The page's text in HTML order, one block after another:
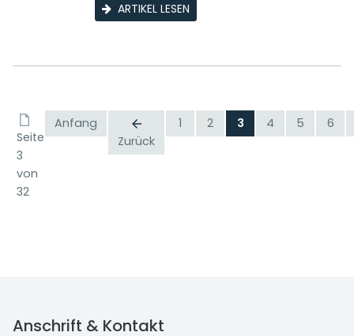
ARTIKEL LESEN
Seite
3
von
32
Anfang
Zurück
1 2 3 4 5 6
Anschrift & Kontakt